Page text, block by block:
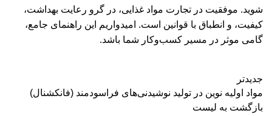
شوید. موفقیت در تجارت مواد غذایی، در گرو رعایت بهداشت،
کیفیت، و انطباق با قوانین است. امیدواریم این راهنمای جامع،
گامی موثر در مسیر کسب‌وکار شما باشد.
جدیدتر
مواد اولیه نوین در تولید نوشیدنی‌های فراسودمند (فانکشنال)
بازگشت به لیست